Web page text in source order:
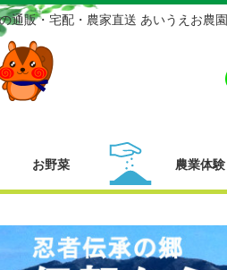
通販・宅配・農家直送 あいうえお農園
お野菜 農業体験